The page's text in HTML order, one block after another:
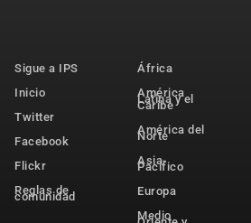
Sigue a IPS
Inicio
Twitter
Facebook
Flickr
Reglas de
comunidad
África
América
Latina y el
Caribe
América del
Norte
Asia-
Pacífico
Europa
Medio